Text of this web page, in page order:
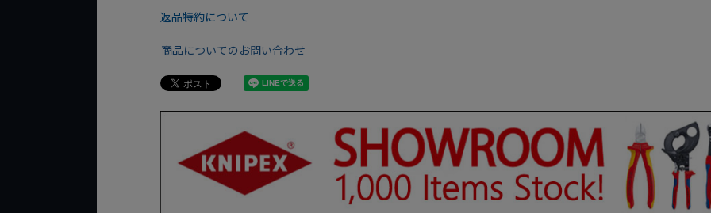
返品特約について
商品についてのお問い合わせ